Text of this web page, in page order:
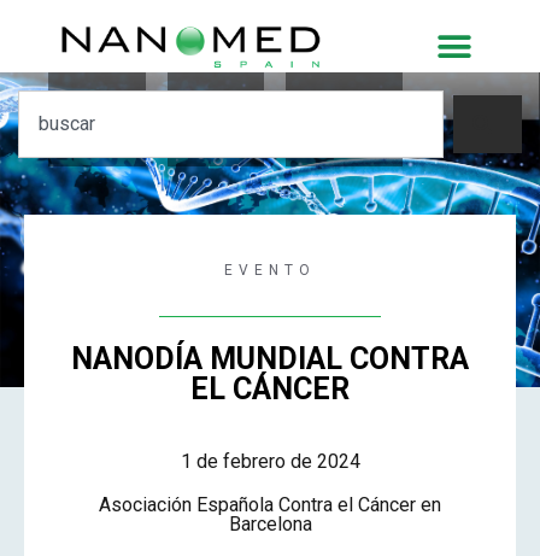
00
EVENTO
NANODÍA MUNDIAL CONTRA
EL CÁNCER
1 de febrero de 2024
Asociación Española Contra el Cáncer en
Barcelona